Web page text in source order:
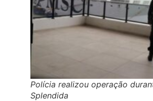
Polícia realizou operação
Splendida